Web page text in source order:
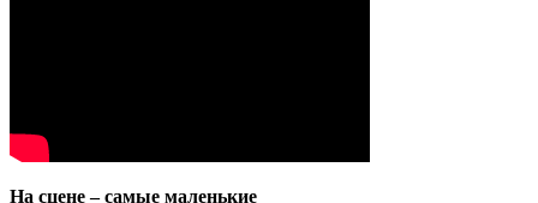
На сцене – самые маленькие